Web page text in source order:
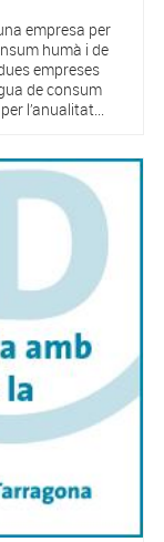
empresa per
humà i de
empreses
de consum
l’anualitat...